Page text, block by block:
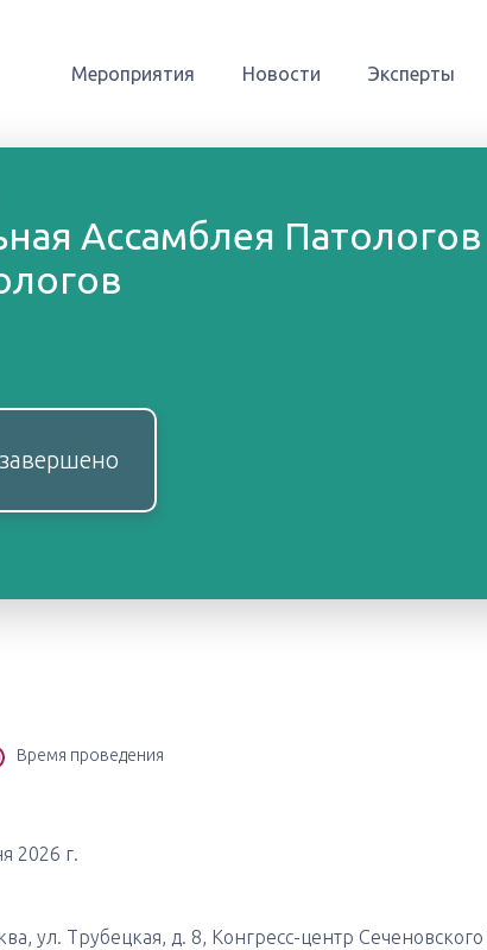
Мероприятия Новости Эксперты
Ассамблея Патологов
Время проведения
2026 г.
ул. Трубецкая, д. 8, Конгресс-центр